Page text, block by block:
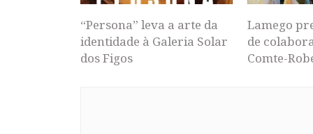
“Persona” leva a arte da
identidade à Galeria Solar
dos Figos
Lamego
de
Comte-